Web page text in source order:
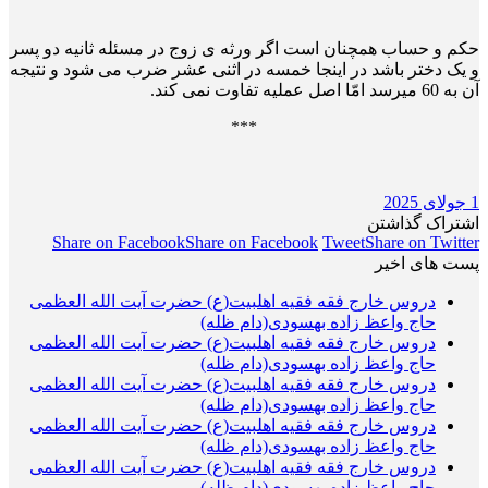
حکم و حساب همچنان است اگر ورثه ی زوج در مسئله ثانیه دو پسر
و یک دختر باشد در اینجا خمسه در اثنی عشر ضرب می شود و نتیجه
آن به 60 می­رسد امّا اصل عملیه تفاوت نمی کند.
***
1 جولای 2025
اشتراک گذاشتن
Share on FacebookShare on Facebook TweetShare on Twitter
پست های اخیر
دروس خارج فقه فقیه اهلبیت(ع) حضرت آیت الله العظمی
حاج واعظ زاده بهسودی(دام ظله)
دروس خارج فقه فقیه اهلبیت(ع) حضرت آیت الله العظمی
حاج واعظ زاده بهسودی(دام ظله)
دروس خارج فقه فقیه اهلبیت(ع) حضرت آیت الله العظمی
حاج واعظ زاده بهسودی(دام ظله)
دروس خارج فقه فقیه اهلبیت(ع) حضرت آیت الله العظمی
حاج واعظ زاده بهسودی(دام ظله)
دروس خارج فقه فقیه اهلبیت(ع) حضرت آیت الله العظمی